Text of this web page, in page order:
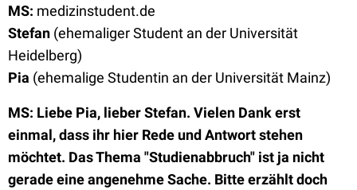
MS: medizinstudent.de
Stefan (ehemaliger Student an der Universität
Heidelberg)
Pia (ehemalige Studentin an der Universität Mainz)
MS: Liebe Pia, lieber Stefan. Vielen Dank erst
einmal, dass ihr hier Rede und Antwort stehen
möchtet. Das Thema "Studienabbruch" ist ja nicht
gerade eine angenehme Sache. Bitte erzählt doch